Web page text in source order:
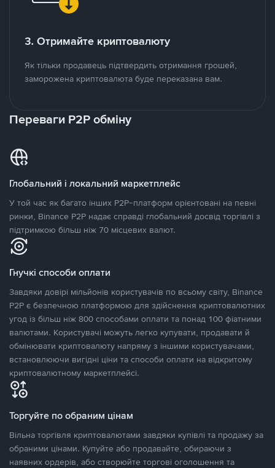
3. Отримайте криптовалюту
Як тільки продавець підтвердить отримання грошей,
заморожена криптовалюта буде переказана вам.
Переваги P2P обміну
Глобальний і локальний маркетплейс
У той час як багато інших P2P-платформ орієнтовані на певні
ринки, Binance P2P надає справді глобальний досвід торгівлі з
підтримкою більш ніж 70 місцевих валют.
Гнучкі способи оплати
Завдяки довірі мільйонів користувачів по всьому світу, Binance
P2P є безпечною платформою для здійснення криптовалютних
угод із більш ніж 800 способами оплати та понад 100 фіатними
валютами. Користувачі можуть легко купувати, продавати й
обмінювати криптовалюту напряму з іншими користувачами,
встановлюючи вигідні ціни та способи оплати на відкритому
криптовалютному маркетплейсі.
Торгуйте по обраним цінам
Вільна торгівля криптовалютами завдяки купівлі та продажу за
обраними цінами. Купуйте або продавайте, обираючи з
наявних ордерів, або створюйте торгові оголошення та